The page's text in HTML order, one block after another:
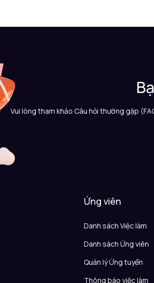
Vui lòng tham khảo Câu hỏi thường gặp
Ứng viên
Danh sách Việc làm
Danh sách Ứng viên
Quản lý Ứng tuyển
Thông báo việc làm